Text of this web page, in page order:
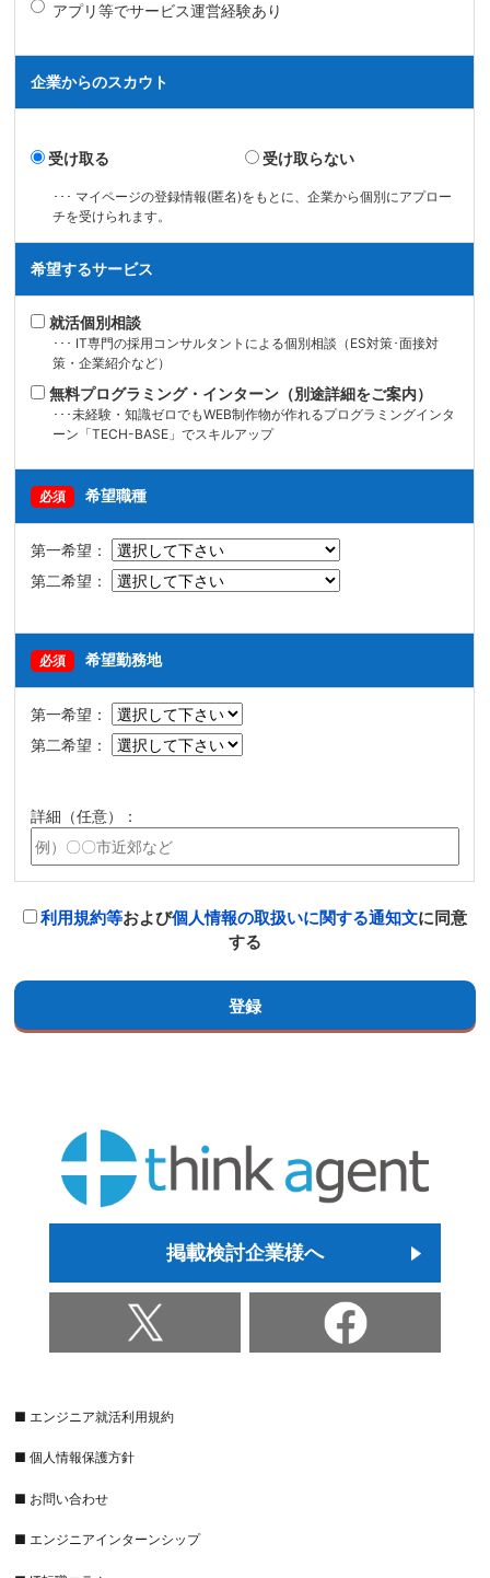
アプリ等でサービス運営経験あり
企業からのスカウト
受け取る 受け取らない
･･･ マイページの登録情報(匿名)をもとに、企業から個別にアプロー
チを受けられます。
希望するサービス
就活個別相談
･･･ IT専門の採用コンサルタントによる個別相談（ES対策･面接対
策・企業紹介など）
無料プログラミング・インターン（別途詳細をご案内）
･･･未経験・知識ゼロでもWEB制作物が作れるプログラミングインタ
ーン「TECH-BASE」でスキルアップ
必須 希望職種
第一希望：
第二希望：
必須 希望勤務地
第一希望：
第二希望：
詳細（任意）：
利用規約等および個人情報の取扱いに関する通知文に同意
する
掲載検討企業様へ
■ エンジニア就活利用規約
■ 個人情報保護方針
■ お問い合わせ
■ エンジニアインターンシップ